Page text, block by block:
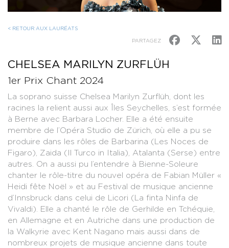
< RETOUR AUX LAURÉATS
PARTAGEZ
CHELSEA MARILYN ZURFLÜH
1er Prix Chant 2024
La soprano suisse Chelsea Marilyn Zurflüh, dont les
racines la relient aussi aux Îles Seychelles, s’est formée
à Berne avec Barbara Locher. Elle a été ensuite
membre de l’Opéra Studio de Zürich, où elle a pu se
produire dans les rôles de Barbarina (Les Noces de
Figaro), Zaida (Il Turco in Italia), Atalanta (Serse) entre
autres. On a aussi pu l’entendre à Bienne-Soleure
chanter le rôle-titre du nouvel opéra de Fabian Müller «
Heidi fête Noël » et au Festival de musique ancienne
d’Innsbruck dans celui de Licori (La finta Ninfa de
Vivaldi). Elle a chanté le rôle de Gerhilde en Tchéquie,
en Allemagne et en Autriche dans une production de
la Walkyrie avec Kent Nagano mais aussi dans de
nombreux projets de musique ancienne dans toute